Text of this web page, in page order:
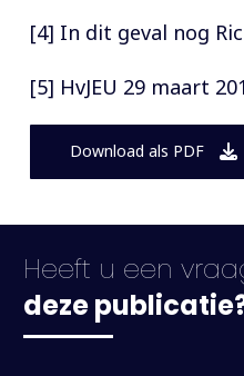
[4] In dit geval nog
[5] HvJEU 29 maart
Download als PDF
Heeft u een
deze